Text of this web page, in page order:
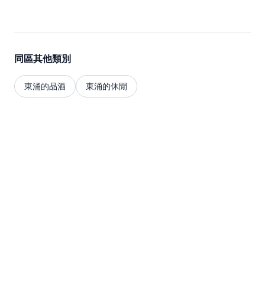
同區其他類別
東涌的品酒 東涌的休閒